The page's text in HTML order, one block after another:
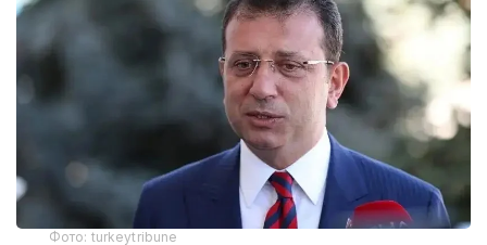
Фото: turkeytribune